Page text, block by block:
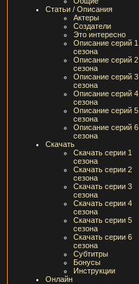
Статьи / Описания
Актеры
Создатели
Это интересно
Описание серий 1
сезона
Описание серий 2
сезона
Описание серий 3
сезона
Описание серий 4
сезона
Описание серий 5
сезона
Описание серий 6
сезона
Скачать
Скачать серии 1
сезона
Скачать серии 2
сезона
Скачать серии 3
сезона
Скачать серии 4
сезона
Скачать серии 5
сезона
Скачать серии 6
сезона
Субтитры
Бонусы
Инструкции
Онлайн